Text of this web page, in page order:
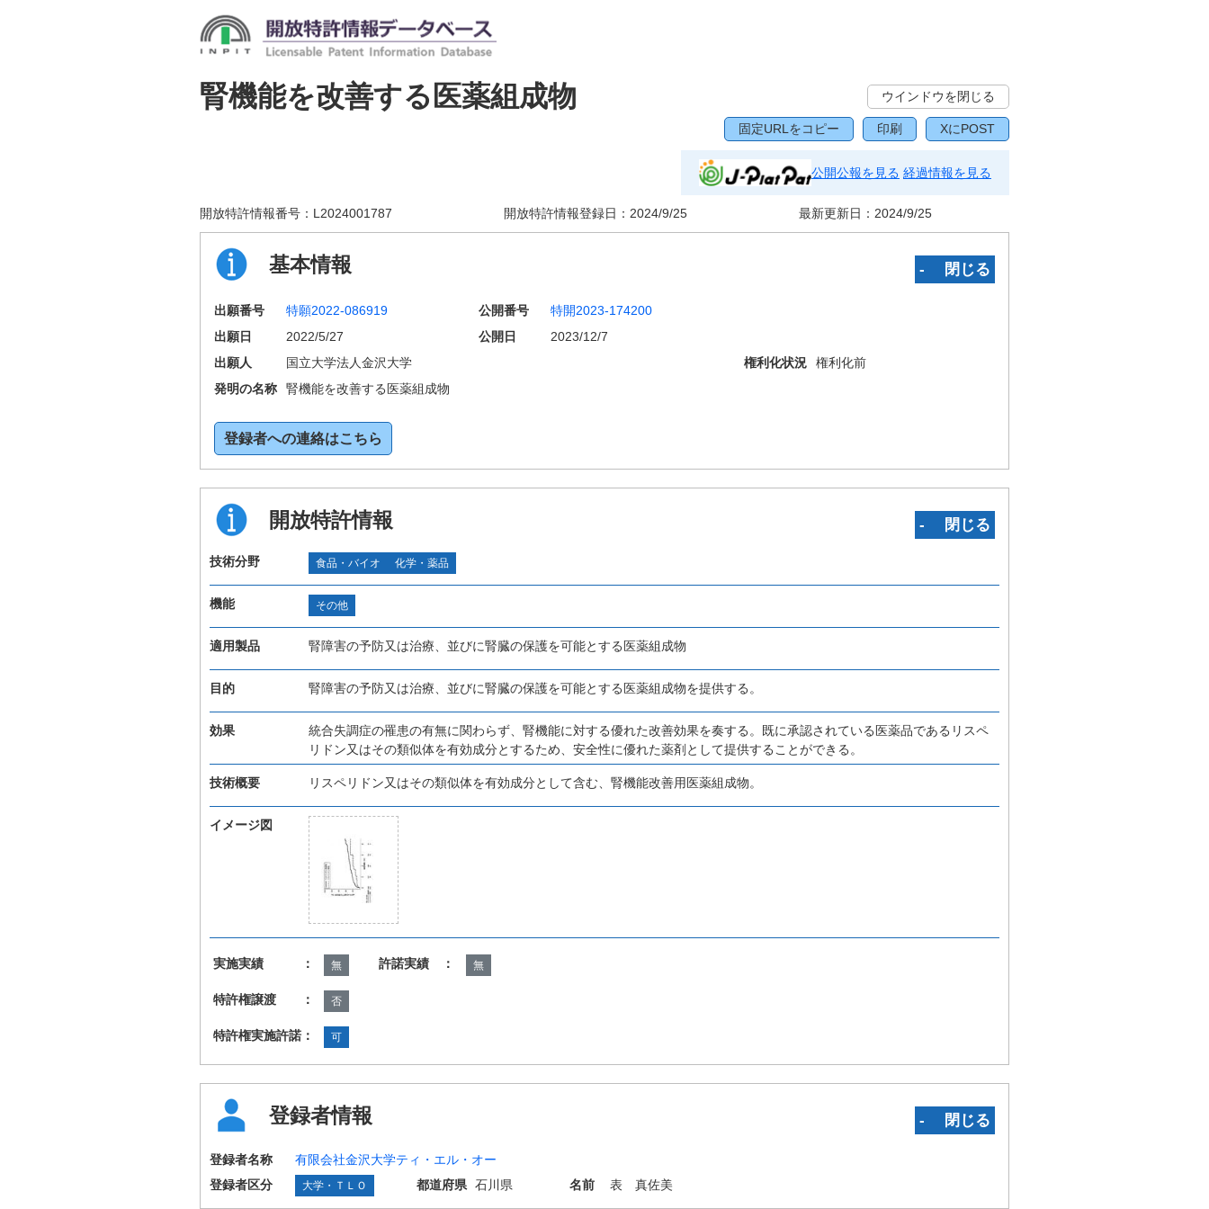
腎機能を改善する医薬組成物 ウインドウを閉じる
固定URLをコピー 印刷 XにPOST
公開公報を見る 経過情報を見る
開放特許情報番号： L2024001787 開放特許情報登録日： 2024/9/25 最新更新日： 2024/9/25
基本情報 ‐ 閉じる
出願番号 特願2022-086919 公開番号
特開2023-174200
出願日
2022/5/27 公開日
2023/12/7
出願人
国立大学法人金沢大学 権利化状況
権利化前
発明の名称
腎機能を改善する医薬組成物
登録者への連絡はこちら
開放特許情報 ‐ 閉じる
技術分野 食品・バイオ 化学・薬品
機能 その他
適用製品 腎障害の予防又は治療、並びに腎臓の保護を可能とする医薬組成物
目的 腎障害の予防又は治療、並びに腎臓の保護を可能とする医薬組成物を提供する。
効果
統合失調症の罹患の有無に関わらず、腎機能に対する優れた改善効果を奏する。既に承認されている医薬品であるリスペ
リドン又はその類似体を有効成分とするため、安全性に優れた薬剤として提供することができる。
技術概要 リスペリドン又はその類似体を有効成分として含む、腎機能改善用医薬組成物。
イメージ図
実施実績 ： 無 許諾実績 ： 無
特許権譲渡 ： 否
特許権実施許諾： 可
登録者情報 ‐ 閉じる
登録者名称
有限会社金沢大学ティ・エル・オー
登録者区分
大学・ＴＬＯ 都道府県 石川県 名前 表 真佐美